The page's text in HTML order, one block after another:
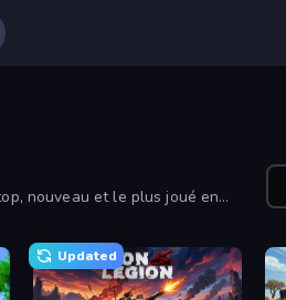
nouveau et le plus joué en
Updated